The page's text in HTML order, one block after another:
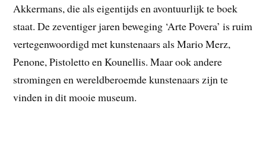
Akkermans, die als eigentijds en avontuurlijk te boek
staat. De zeventiger jaren beweging ‘Arte Povera’ is ruim
vertegenwoordigd met kunstenaars als Mario Merz,
Penone, Pistoletto en Kounellis. Maar ook andere
stromingen en wereldberoemde kunstenaars zijn te
vinden in dit mooie museum.